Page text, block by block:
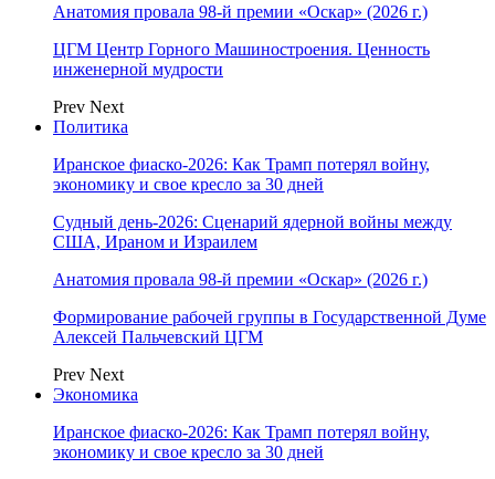
Анатомия провала 98-й премии «Оскар» (2026 г.)
ЦГМ Центр Горного Машиностроения. Ценность
инженерной мудрости
Prev Next
Политика
Иранское фиаско-2026: Как Трамп потерял войну,
экономику и свое кресло за 30 дней
Судный день-2026: Сценарий ядерной войны между
США, Ираном и Израилем
Анатомия провала 98-й премии «Оскар» (2026 г.)
Формирование рабочей группы в Государственной Думе
Алексей Пальчевский ЦГМ
Prev Next
Экономика
Иранское фиаско-2026: Как Трамп потерял войну,
экономику и свое кресло за 30 дней